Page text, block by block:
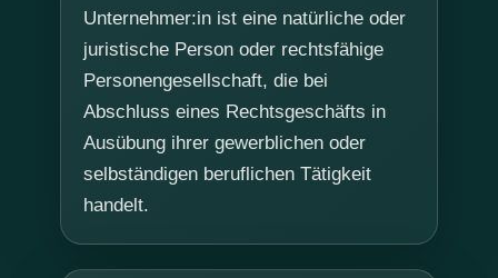
Unternehmer:in ist eine natürliche oder
juristische Person oder rechtsfähige
Personengesellschaft, die bei
Abschluss eines Rechtsgeschäfts in
Ausübung ihrer gewerblichen oder
selbständigen beruflichen Tätigkeit
handelt.